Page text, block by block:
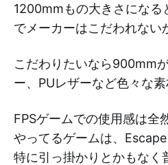
1200mmもの大きさになる
でメーカーはこだわれない
こだわりたいなら900mm
ー、PUレザーなど色々な素
FPSゲームでの使用感は全
やってるゲームは、
特に引っ掛かりとかもなく